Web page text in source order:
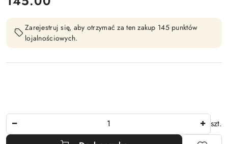
Zarejestruj się, aby otrzymać za ten zakup 145 punktów
lojalnościowych.
szt.